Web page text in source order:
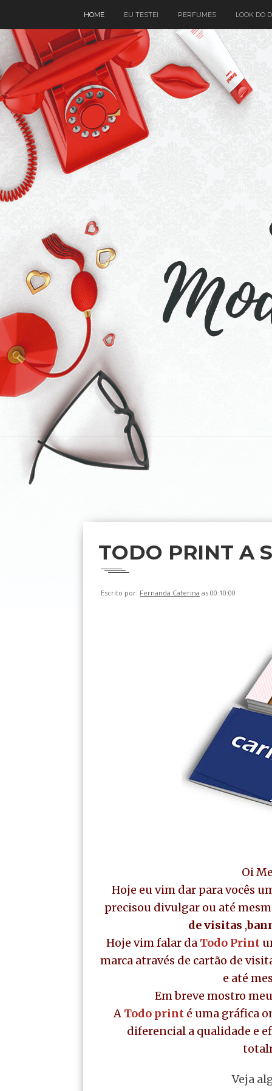
HOME EU TESTEI PERFUMES LOOK DO
TODO PRINT A
Escrito por: Fernanda Caterina as 00:10:00
Oi
Hoje eu vim dar para vocês
precisou divulgar ou até
de visitas ,
Hoje vim falar da Todo Print
marca através de cartão de
e até
Em breve mostro
A Todo printé uma gráfica
diferencial a qualidade e
Veja